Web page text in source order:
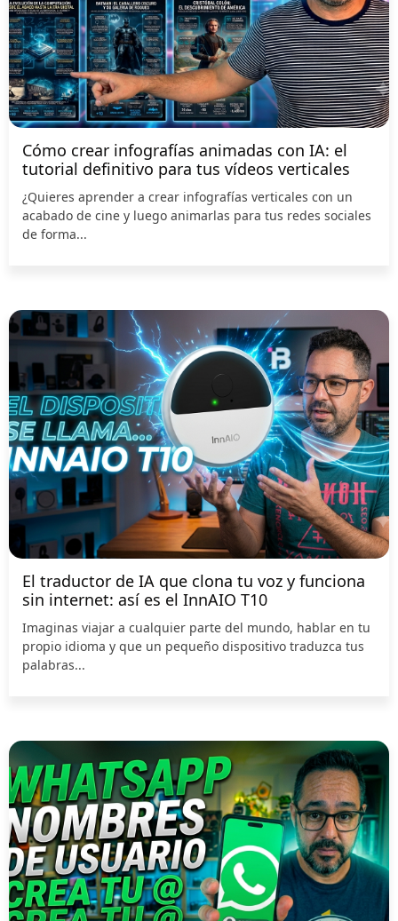
Cómo crear infografías animadas con IA: el
tutorial definitivo para tus vídeos verticales
¿Quieres aprender a crear infografías verticales con un
acabado de cine y luego animarlas para tus redes sociales
de forma...
El traductor de IA que clona tu voz y funciona
sin internet: así es el InnAIO T10
Imaginas viajar a cualquier parte del mundo, hablar en tu
propio idioma y que un pequeño dispositivo traduzca tus
palabras...